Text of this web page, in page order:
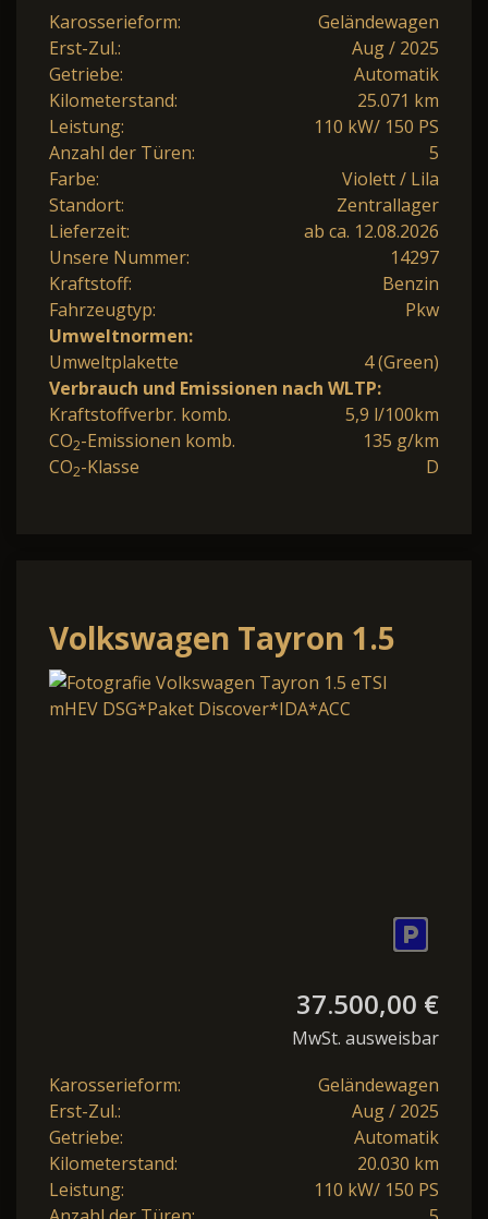
Karosserieform:
Geländewagen
Erst-Zul.:
Aug / 2025
Getriebe:
Automatik
Kilometerstand:
25.071 km
Leistung:
110 kW/ 150 PS
Anzahl der Türen:
5
Farbe:
Violett / Lila
Standort:
Zentrallager
Lieferzeit:
ab ca. 12.08.2026
Unsere Nummer:
14297
Kraftstoff:
Benzin
Fahrzeugtyp:
Pkw
Umweltnormen:
Umweltplakette
4 (Green)
Verbrauch und Emissionen nach WLTP:
Kraftstoffverbr. komb.
5,9 l/100km
CO2-Emissionen komb.
135 g/km
CO2-Klasse D
Volkswagen Tayron 1.5
eTSI mHEV DSG*Paket
Discover*IDA*ACC
37.500,00 €
MwSt. ausweisbar
Karosserieform:
Geländewagen
Erst-Zul.:
Aug / 2025
Getriebe:
Automatik
Kilometerstand:
20.030 km
Leistung:
110 kW/ 150 PS